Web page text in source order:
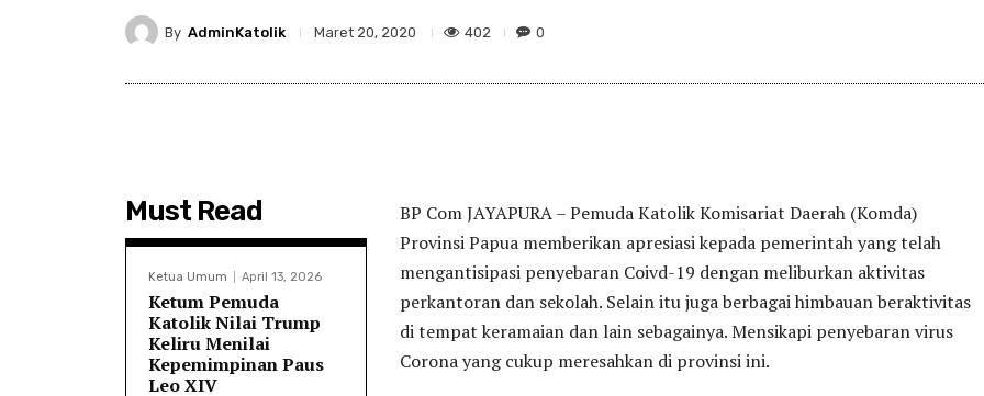
By AdminKatolik Maret 20, 2020 402 0
Must Read
Ketua Umum April 13, 2026
Ketum Pemuda
Katolik Nilai Trump
Keliru Menilai
Kepemimpinan Paus
Leo XIV
BP Com JAYAPURA – Pemuda Katolik Komisariat Daerah (Komda)
Provinsi Papua memberikan apresiasi kepada pemerintah yang telah
mengantisipasi penyebaran Coivd-19 dengan meliburkan aktivitas
perkantoran dan sekolah. Selain itu juga berbagai himbauan beraktivitas
di tempat keramaian dan lain sebagainya. Mensikapi penyebaran virus
Corona yang cukup meresahkan di provinsi ini.